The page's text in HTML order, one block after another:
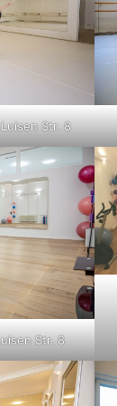
Str. 8
Str. 8